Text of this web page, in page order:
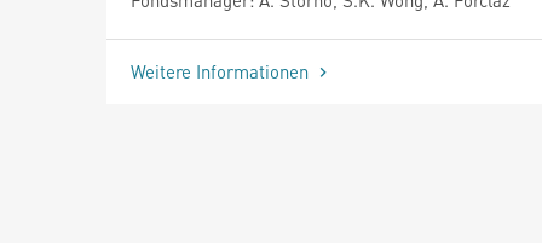
Weitere Informationen